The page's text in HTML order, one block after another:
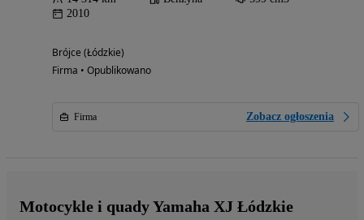
2010
Brójce (Łódzkie)
Firma • Opublikowano
Firma Zobacz ogłoszenia
Motocykle i quady Yamaha XJ Łódzkie